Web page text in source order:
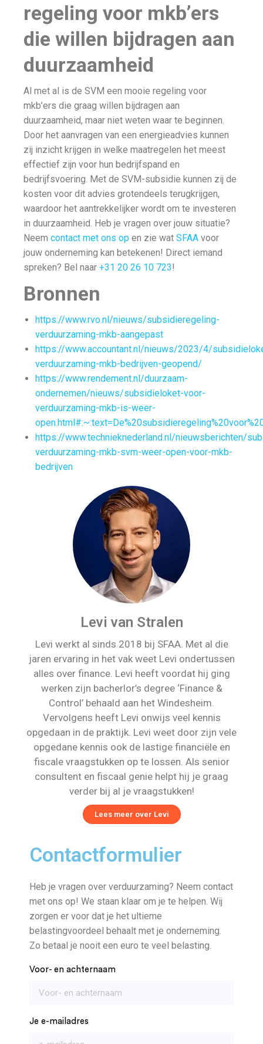
regeling voor mkb’ers
die willen bijdragen aan
duurzaamheid
Al met al is de SVM een mooie regeling voor
mkb’ers die graag willen bijdragen aan
duurzaamheid, maar niet weten waar te beginnen.
Door het aanvragen van een energieadvies kunnen
zij inzicht krijgen in welke maatregelen het meest
effectief zijn voor hun bedrijfspand en
bedrijfsvoering. Met de SVM-subsidie kunnen zij de
kosten voor dit advies grotendeels terugkrijgen,
waardoor het aantrekkelijker wordt om te investeren
in duurzaamheid. Heb je vragen over jouw situatie?
Neem contact met ons op en zie wat SFAA voor
jouw onderneming kan betekenen! Direct iemand
spreken? Bel naar +31 20 26 10 723!
Bronnen
https://www.rvo.nl/nieuws/subsidieregeling-
verduurzaming-mkb-aangepast
https://www.accountant.nl/nieuws/2023/4/
verduurzaming-mkb-bedrijven-geopend/
https://www.rendement.nl/duurzaam-
ondernemen/nieuws/subsidieloket-voor-
verduurzaming-mkb-is-weer-
https://www.technieknederland.nl/nieuwsberichten/
verduurzaming-mkb-svm-weer-open-voor-mkb-
bedrijven
Levi van Stralen
Levi werkt al sinds 2018 bij SFAA. Met al die
jaren ervaring in het vak weet Levi ondertussen
alles over finance. Levi heeft voordat hij ging
werken zijn bacherlor’s degree ‘Finance &
Control’ behaald aan het Windesheim.
Vervolgens heeft Levi onwijs veel kennis
opgedaan in de praktijk. Levi weet door zijn vele
opgedane kennis ook de lastige financiële en
fiscale vraagstukken op te lossen. Als senior
consultent en fiscaal genie helpt hij je graag
verder bij al je vraagstukken!
Lees meer over Levi
Contactformulier
Heb je vragen over verduurzaming? Neem contact
met ons op! We staan klaar om je te helpen. Wij
zorgen er voor dat je het ultieme
belastingvoordeel behaalt met je onderneming.
Zo betaal je nooit een euro te veel belasting.
Voor- en achternaam
Je e-mailadres